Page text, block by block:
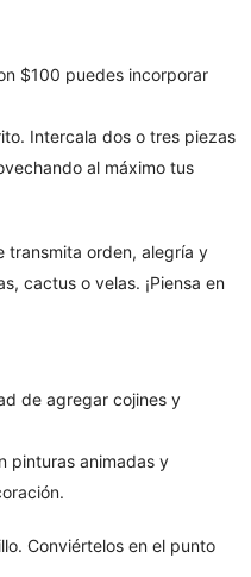
$100 puedes incorporar
Intercala dos o tres piezas
al máximo tus
transmita orden, alegría y
cactus o velas. ¡Piensa en
de agregar cojines y
pinturas animadas y
Conviértelos en el punto